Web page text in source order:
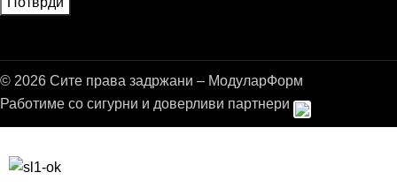
© 2026 Сите права задржани – МодуларФорм
Работиме со сигурни и доверливи партнери